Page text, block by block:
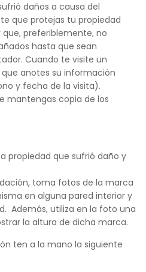
daños a causa del
que protejas tu propiedad
preferiblemente, no
hasta que sean
Cuando te visite un
anotes su información
y fecha de la visita).
mantengas copia de los
propiedad que sufrió daño y
toma fotos de la marca
en alguna pared interior y
Además, utiliza en la foto una
la altura de dicha marca.
ten a la mano la siguiente